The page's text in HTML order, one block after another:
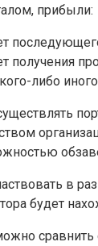
прибыли:
получения
либо
в
будет